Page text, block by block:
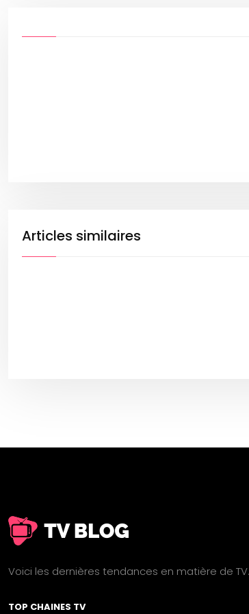
Articles similaires
Voici les dernières tendances en matière de
TOP CHAINES TV